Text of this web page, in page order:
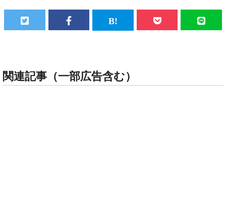
関連記事（一部広告含む）